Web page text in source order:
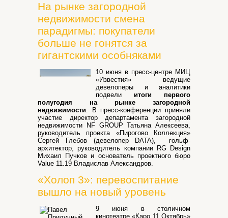
На рынке загородной
недвижимости смена
парадигмы: покупатели
больше не гонятся за
гигантскими особняками
10 июня в пресс-центре МИЦ
«Известия» ведущие
девелоперы и аналитики
подвели итоги первого
полугодия на рынке загородной
недвижимости. В пресс-конференции приняли
участие директор департамента загородной
недвижимости NF GROUP Татьяна Алексеева,
руководитель проекта «Пирогово Коллекция»
Сергей Глебов (девелопер DATA), гольф-
архитектор, руководитель компании RG Design
Михаил Пучков и основатель проектного бюро
Value 11.19 Владислав Александров.
«Холоп 3»: перевоспитание
вышло на новый уровень
9 июня в столичном
кинотеатре «Каро 11 Октябрь»